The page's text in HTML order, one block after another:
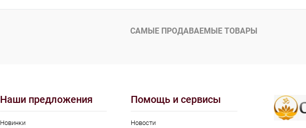
САМЫЕ ПРОДАВАЕМЫЕ ТОВАРЫ
Наши предложения
Новинки
Помощь и сервисы
Новости